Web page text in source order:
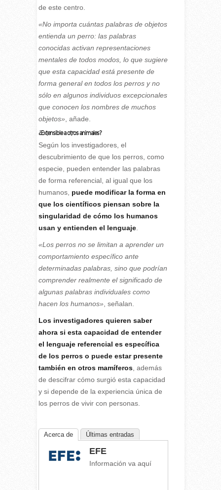
de este centro.
«No importa cuántas palabras de objetos
entienda un perro: las palabras
conocidas activan representaciones
mentales de todos modos, lo que sugiere
que esta capacidad está presente de
forma general en todos los perros y no
sólo en algunos individuos excepcionales
que conocen los nombres de muchos
objetos» , añade.
¿Extensible a otros animales?
Según los investigadores, el
descubrimiento de que los perros, como
especie, pueden entender las palabras
de forma referencial, al igual que los
humanos, puede modificar la forma en
que los científicos piensan sobre la
singularidad de cómo los humanos
usan y entienden el lenguaje.
«Los perros no se limitan a aprender un
comportamiento específico ante
determinadas palabras, sino que podrían
comprender realmente el significado de
algunas palabras individuales como
hacen los humanos» , señalan.
Los investigadores quieren saber
ahora si esta capacidad de entender
el lenguaje referencial es específica
de los perros o puede estar presente
también en otros mamíferos, además
de descifrar cómo surgió esta capacidad
y si depende de la experiencia única de
los perros de vivir con personas.
Acerca de Últimas entradas
EFE
Información va aquí